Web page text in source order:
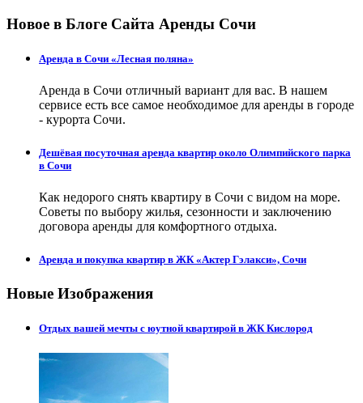
Новое в Блоге Сайта Аренды Сочи
Аренда в Сочи «Лесная поляна»
Аренда в Сочи отличный вариант для вас. В нашем
сервисе есть все самое необходимое для аренды в городе
- курорта Сочи.
Дешёвая посуточная аренда квартир около Олимпийского парка
в Сочи
Как недорого снять квартиру в Сочи с видом на море.
Советы по выбору жилья, сезонности и заключению
договора аренды для комфортного отдыха.
Аренда и покупка квартир в ЖК «Актер Гэлакси», Сочи
Новые Изображения
Отдых вашей мечты с юутной квартирой в ЖК Кислород